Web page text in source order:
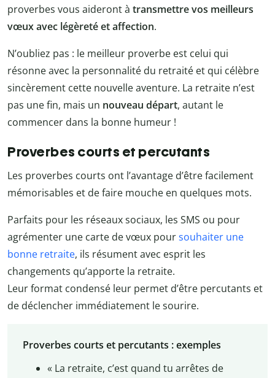
proverbes vous aideront à transmettre vos meilleurs
vœux avec légèreté et affection.
N’oubliez pas : le meilleur proverbe est celui qui
résonne avec la personnalité du retraité et qui célèbre
sincèrement cette nouvelle aventure. La retraite n’est
pas une fin, mais un nouveau départ, autant le
commencer dans la bonne humeur !
Proverbes courts et percutants
Les proverbes courts ont l’avantage d’être facilement
mémorisables et de faire mouche en quelques mots.
Parfaits pour les réseaux sociaux, les SMS ou pour
agrémenter une carte de vœux poursouhaiter une
bonne retraite, ils résument avec esprit les
changements qu’apporte la retraite.
Leur format condensé leur permet d’être percutants et
de déclencher immédiatement le sourire.
Proverbes courts et percutants : exemples
« La retraite, c’est quand tu arrêtes de